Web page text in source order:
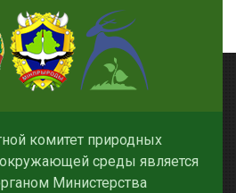
комитет природных
среды является
Министерства